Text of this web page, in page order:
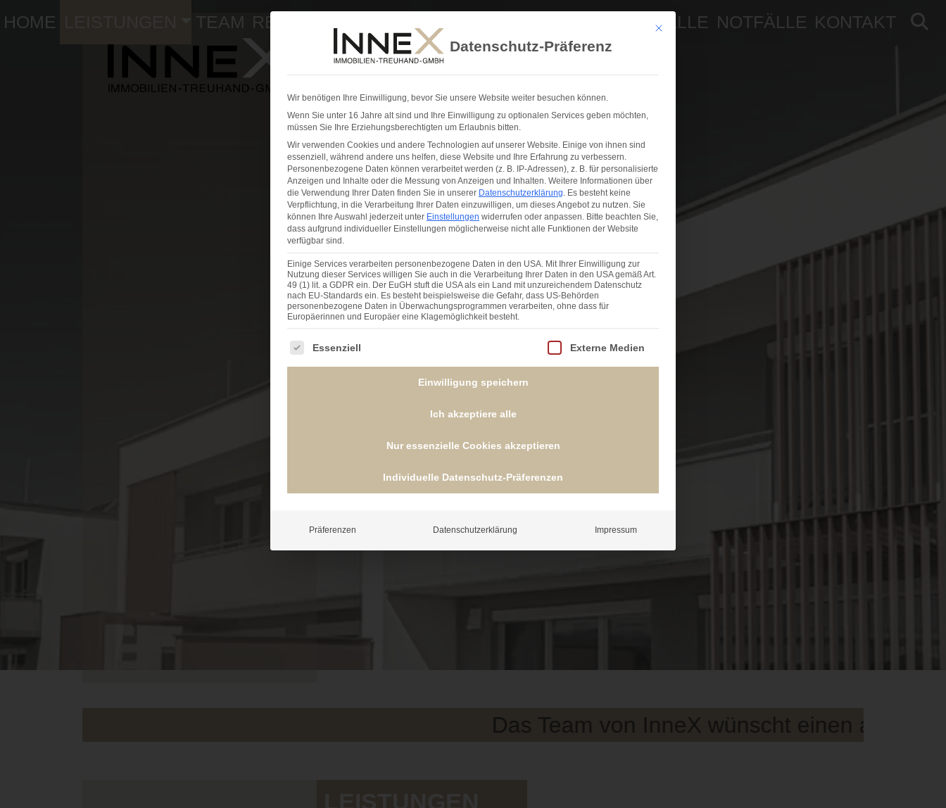
HOME TEAM REFERENZEN SCHADENSFÄLLE NOTFÄLLE KONTAKT
Das Team von InneX wünscht einen
Mit diesem Button wird der Dialog geschlossen. Seine Funktionalität ist
Datenschutz-Präferenz
Wir benötigen Ihre Einwilligung, bevor Sie unsere Website weiter besuchen können.
Wenn Sie unter 16 Jahre alt sind und Ihre Einwilligung zu optionalen Services geben möchten,
müssen Sie Ihre Erziehungsberechtigten um Erlaubnis bitten.
Wir verwenden Cookies und andere Technologien auf unserer Website. Einige von ihnen sind
essenziell, während andere uns helfen, diese Website und Ihre Erfahrung zu verbessern.
Personenbezogene Daten können verarbeitet werden (z. B. IP-Adressen), z. B. für personalisierte
Anzeigen und Inhalte oder die Messung von Anzeigen und Inhalten. Weitere Informationen über
die Verwendung Ihrer Daten finden Sie in unserer Datenschutzerklärung. Es besteht keine
Verpflichtung, in die Verarbeitung Ihrer Daten einzuwilligen, um dieses Angebot zu nutzen. Sie
können Ihre Auswahl jederzeit unter Einstellungen widerrufen oder anpassen. Bitte beachten Sie,
dass aufgrund individueller Einstellungen möglicherweise nicht alle Funktionen der Website
verfügbar sind.
Einige Services verarbeiten personenbezogene Daten in den USA. Mit Ihrer Einwilligung zur
Nutzung dieser Services willigen Sie auch in die Verarbeitung Ihrer Daten in den USA gemäß Art.
49 (1) lit. a GDPR ein. Der EuGH stuft die USA als ein Land mit unzureichendem Datenschutz
nach EU-Standards ein. Es besteht beispielsweise die Gefahr, dass US-Behörden
personenbezogene Daten in Überwachungsprogrammen verarbeiten, ohne dass für
Europäerinnen und Europäer eine Klagemöglichkeit besteht.
Es folgt eine Liste der Service-Gruppen, für die eine Einwilligung erteilt werden kann. Die erste Service-Gruppe ist
Essenziell Externe Medien
Einwilligung speichern
Ich akzeptiere alle
Nur essenzielle Cookies akzeptieren
Individuelle Datenschutz-Präferenzen
Präferenzen Datenschutzerklärung Impressum